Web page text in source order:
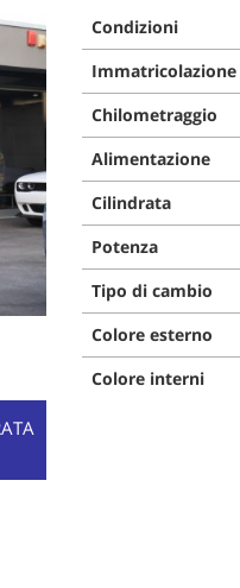
Condizioni
Immatricolazione
Chilometraggio
Alimentazione
Cilindrata
Potenza
Tipo di cambio
Colore esterno
Colore interni